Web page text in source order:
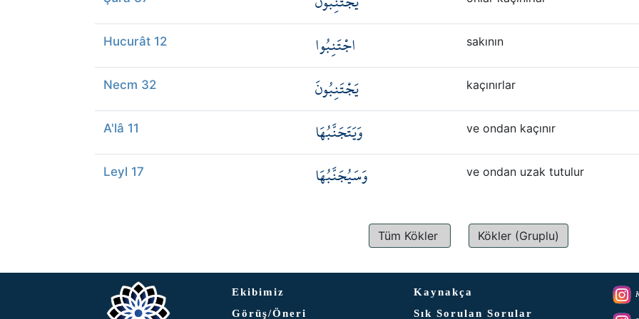
Hucurât 12 اجْتَنِبُوا sakının
Necm 32 يَجْتَنِبُونَ kaçınırlar
A'lâ 11 وَيَتَجَنَّبُهَا ve ondan kaçınır
Leyl 17 وَسَيُجَنَّبُهَا ve ondan uzak tutulur
Tüm Kökler Kökler (Gruplu)
Ekibimiz
Görüş/Öneri
Kaynakça
Sık Sorulan Sorular